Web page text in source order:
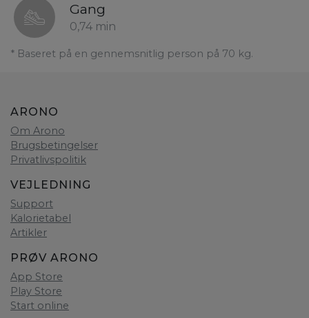
Gang
0,74 min
* Baseret på en gennemsnitlig person på 70 kg.
ARONO
Om Arono
Brugsbetingelser
Privatlivspolitik
VEJLEDNING
Support
Kalorietabel
Artikler
PRØV ARONO
App Store
Play Store
Start online